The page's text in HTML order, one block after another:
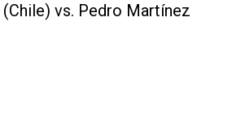
vs. Pedro Martínez